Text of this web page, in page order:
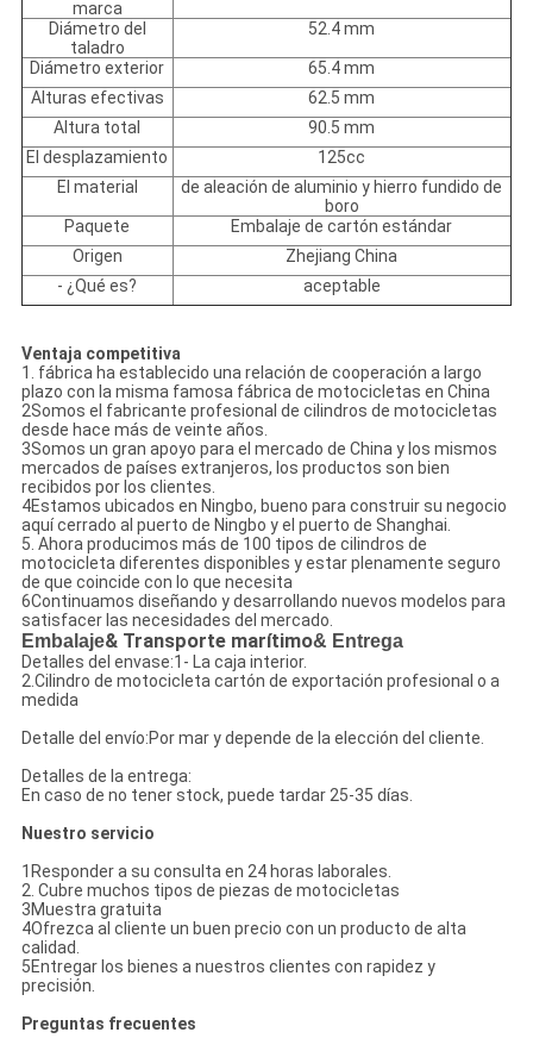
marca
Diámetro del
taladro
52.4 mm
Diámetro exterior
65.4 mm
Alturas efectivas
62.5 mm
Altura total
90.5 mm
El desplazamiento
125cc
El material
de aleación de aluminio y hierro fundido de
boro
Paquete
Embalaje de cartón estándar
Origen
Zhejiang China
- ¿Qué es?
aceptable
Ventaja competitiva
1. fábrica ha establecido una relación de cooperación a largo
plazo con la misma famosa fábrica de motocicletas en China
2Somos el fabricante profesional de cilindros de motocicletas
desde hace más de veinte años.
3Somos un gran apoyo para el mercado de China y los mismos
mercados de países extranjeros, los productos son bien
recibidos por los clientes.
4Estamos ubicados en Ningbo, bueno para construir su negocio
aquí cerrado al puerto de Ningbo y el puerto de Shanghai.
5. Ahora producimos más de 100 tipos de cilindros de
motocicleta diferentes disponibles y estar plenamente seguro
de que coincide con lo que necesita
6Continuamos diseñando y desarrollando nuevos modelos para
satisfacer las necesidades del mercado.
Embalaje& Transporte marítimo& Entrega
Detalles del envase:1- La caja interior.
2.Cilindro de motocicleta cartón de exportación profesional o a
medida
Detalle del envío:Por mar y depende de la elección del cliente.
Detalles de la entrega:
En caso de no tener stock, puede tardar 25-35 días.
Nuestro servicio
1Responder a su consulta en 24 horas laborales.
2. Cubre muchos tipos de piezas de motocicletas
3Muestra gratuita
4Ofrezca al cliente un buen precio con un producto de alta
calidad.
5Entregar los bienes a nuestros clientes con rapidez y
precisión.
Preguntas frecuentes